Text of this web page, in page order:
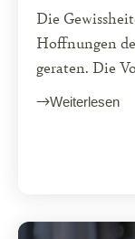
Die
Hoffnungen
geraten. Die
Weiterlesen